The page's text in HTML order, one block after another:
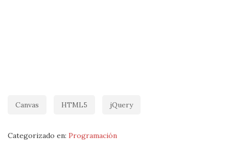
Canvas HTML5 jQuery
Categorizado en: Programación